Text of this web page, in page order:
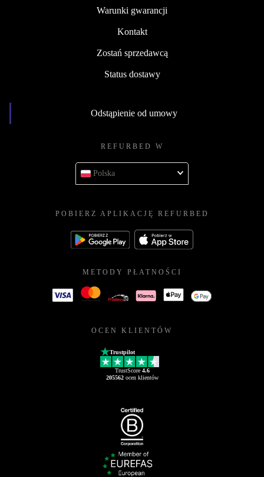
Warunki gwarancji
Kontakt
Zostań sprzedawcą
Status dostawy
Odstąpienie od umowy
REFURBED W
Polska
POBIERZ APLIKACJĘ REFURBED
METODY PŁATNOŚCI
OCEN KLIENTÓW
Trustpilot
TrustScore 4.6
205562ocen klientów